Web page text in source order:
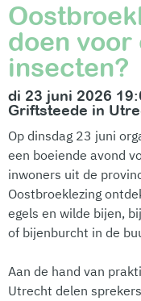
doen voor
insecten?
di 23 juni 2026
Griftsteede in
Op dinsdag 23 juni
een boeiende avond
inwoners uit de
Oostbroeklezing
egels en wilde bijen,
of bijenburcht in de
Aan de hand van
Utrecht delen